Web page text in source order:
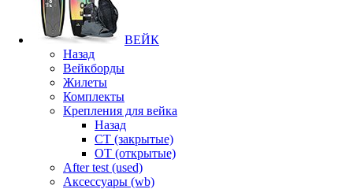
ВЕЙК
Назад
Вейкборды
Жилеты
Комплекты
Крепления для вейка
Назад
CT (закрытые)
OT (открытые)
After test (used)
Аксессуары (wb)